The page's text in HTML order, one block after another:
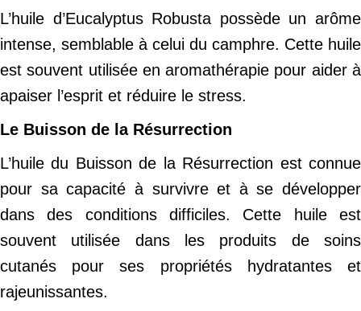
L’huile d’Eucalyptus Robusta possède un arôme
intense, semblable à celui du camphre. Cette huile
est souvent utilisée en aromathérapie pour aider à
apaiser l’esprit et réduire le stress.
Le Buisson de la Résurrection
L’huile du Buisson de la Résurrection est connue
pour sa capacité à survivre et à se développer
dans des conditions difficiles. Cette huile est
souvent utilisée dans les produits de soins
cutanés pour ses propriétés hydratantes et
rajeunissantes.